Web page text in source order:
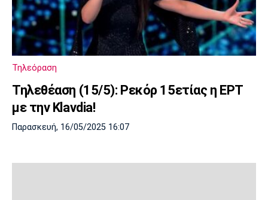
Τηλεόραση
Τηλεθέαση (15/5): Ρεκόρ 15ετίας η ΕΡΤ
με την Klavdia!
Παρασκευή, 16/05/2025 16:07